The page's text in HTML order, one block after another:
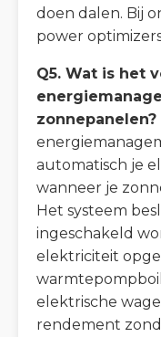
doen dalen. Bij
power
Q5. Wat is het
zonnepanelen?
automatisch je
wanneer je
Het systeem
ingeschakeld
elektriciteit
elektrische
rendement